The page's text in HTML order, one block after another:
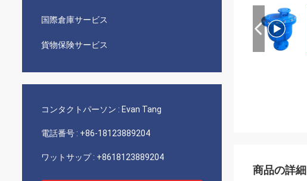
国際倉庫サービス
貨物保険サービス
コンタクトパーソン : Evan Tang
電話番号 : +86-18123889204
ワットサップ : +8618123889204
商品の詳細